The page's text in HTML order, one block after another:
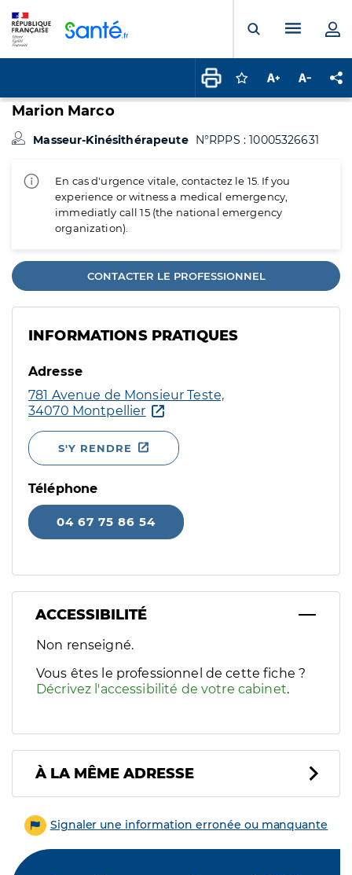
Ouvrir laMenu
Connectez-vous
Augmenter la
Marion Marco
Masseur-Kinésithérapeute N°RPPS : 10005326631
En cas d'urgence vitale, contactez le 15. If you
experience or witness a medical emergency,
immediatly call 15 (the national emergency
organization).
CONTACTER LE PROFESSIONNEL
INFORMATIONS PRATIQUES
Adresse
781 Avenue de Monsieur Teste,
34070 Montpellier
S'Y RENDRE
Téléphone
04 67 75 86 54
ACCESSIBILITÉ
Filtres
Sélectionnez un ou plusieurs handicaps/besoins
Non renseigné.
Vous êtes le professionnel de cette fiche ?
Décrivez l'accessibilité de votre cabinet.
À LA MÊME ADRESSE
Signaler une information erronée ou manquante